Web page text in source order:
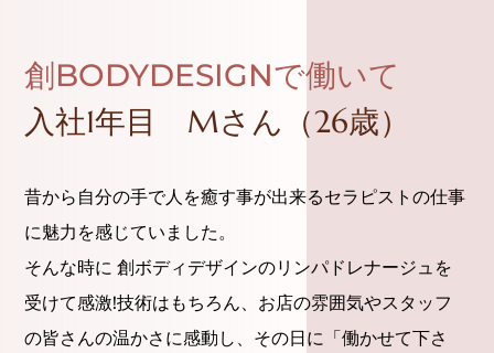
創BODYDESIGNで働いて
入社1年目 Mさん（26歳）
昔から自分の手で人を癒す事が出来るセラピストの仕事
に魅力を感じていました。
そんな時に 創ボディデザインのリンパドレナージュを
受けて感激!技術はもちろん、お店の雰囲気やスタッフ
の皆さんの温かさに感動し、その日に「働かせて下さ